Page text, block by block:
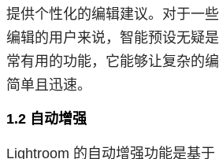
提供个性化的编辑建议。对于一
编辑的用户来说，智能预设无疑
常有用的功能，它能够让复杂的
简单且迅速。
1.2 自动增强
Lightroom 的自动增强功能是基于